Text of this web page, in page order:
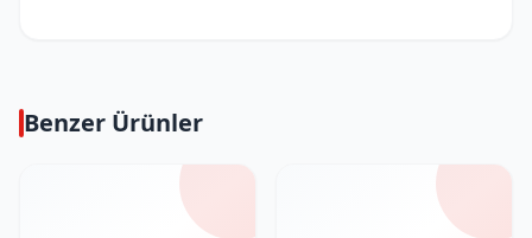
Benzer Ürünler